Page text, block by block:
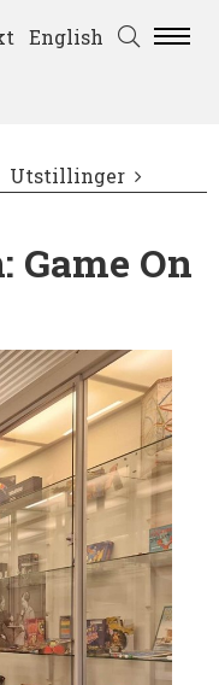
English
Utstillinger
Game On